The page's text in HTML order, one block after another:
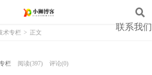
联系我们
术专栏 > 正文
栏 阅读(397) 评论(0)